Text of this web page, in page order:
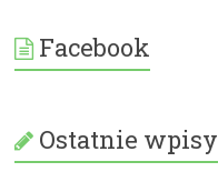
Facebook
Ostatnie wpisy